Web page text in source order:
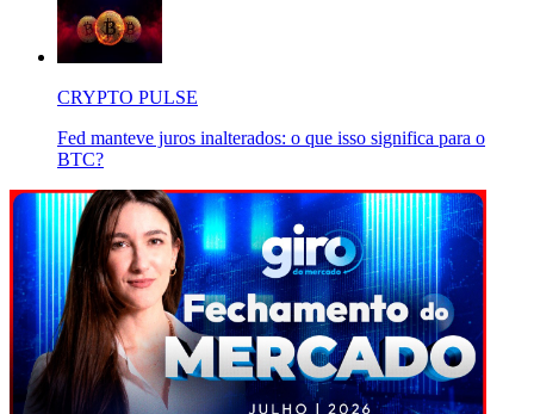
CRYPTO PULSE
Fed manteve juros inalterados: o que isso significa para o
BTC?